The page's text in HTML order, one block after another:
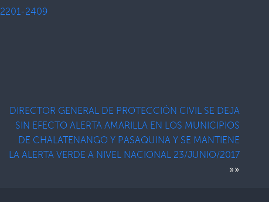
2201-2409
DIRECTOR GENERAL DE PROTECCIÓN CIVIL SE DEJA
SIN EFECTO ALERTA AMARILLA EN LOS MUNICIPIOS
DE CHALATENANGO Y PASAQUINA Y SE MANTIENE
LA ALERTA VERDE A NIVEL NACIONAL 23/JUNIO/2017
»»